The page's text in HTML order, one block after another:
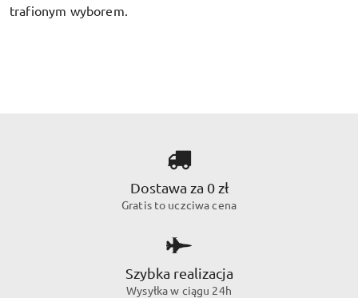
trafionym wyborem.
Dostawa za 0 zł
Gratis to uczciwa cena
Szybka realizacja
Wysyłka w ciągu 24h